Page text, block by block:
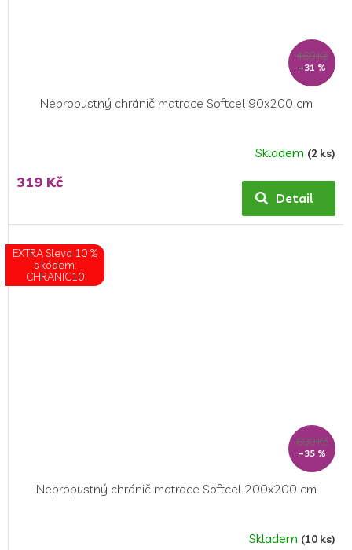
469 Kč
–31 %
Nepropustný chránič matrace Softcel 90x200 cm
hodnocení
produktu
5,0
z
5
hvězdiček.
Skladem (2 ks)
319 Kč
Detail
EXTRA Sleva 10 %
s kódem:
CHRANIC10
699 Kč
–35 %
Nepropustný chránič matrace Softcel 200x200 cm
Skladem (10 ks)